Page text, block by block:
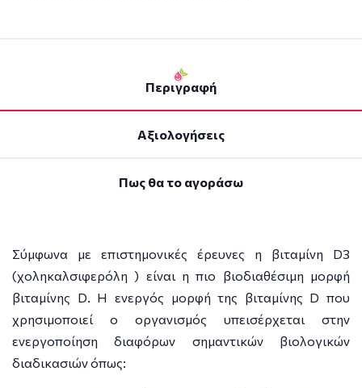
Περιγραφή
Αξιολογήσεις
Πως θα το αγοράσω
Σύμφωνα με επιστημονικές έρευνες η βιταμίνη D3
(χοληκαλσιφερόλη ) είναι η πιο βιοδιαθέσιμη μορφή
βιταμίνης D. Η ενεργός μορφή της βιταμίνης D που
χρησιμοποιεί ο οργανισμός υπεισέρχεται στην
ενεργοποίηση διαφόρων σημαντικών βιολογικών
διαδικασιών όπως: